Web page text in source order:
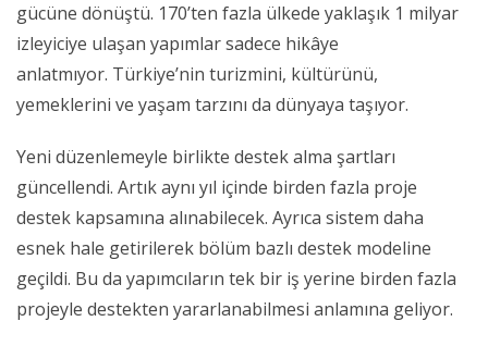
gücüne dönüştü. 170’ten fazla ülkede yaklaşık 1 milyar
izleyiciye ulaşan yapımlar sadece hikâye
anlatmıyor. Türkiye’nin turizmini, kültürünü,
yemeklerini ve yaşam tarzını da dünyaya taşıyor.
Yeni düzenlemeyle birlikte destek alma şartları
güncellendi. Artık aynı yıl içinde birden fazla proje
destek kapsamına alınabilecek. Ayrıca sistem daha
esnek hale getirilerek bölüm bazlı destek modeline
geçildi. Bu da yapımcıların tek bir iş yerine birden fazla
projeyle destekten yararlanabilmesi anlamına geliyor.